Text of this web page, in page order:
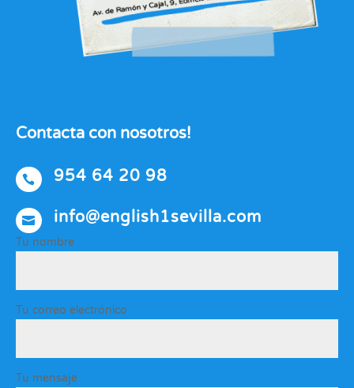
Contacta con nosotros!
 954 64 20 98
 info@english1sevilla.com
Tu nombre
Tu correo electrónico
Tu mensaje